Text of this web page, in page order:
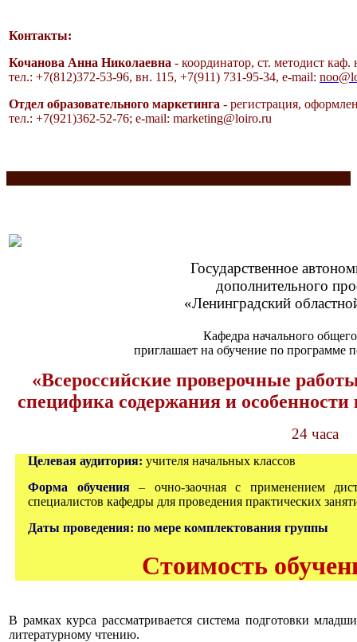
Контакты:
Кочанова Анна Николаевна - координатор, ст. методист каф.
тел.: +7(812)372-53-96, вн. 115, +7(911) 731-95-34, e-mail:
Отдел образовательного маркетинга - регистрация,
тел.: +7(921)362-52-76; e-mail: marketing@loiro.ru
Государственное
дополнительного
«Ленинградский
Кафедра начального
приглашает на обучение по программе
«Всероссийские проверочные
специфика содержания и
24 часа
Целевая аудитория: учителя начальных классов
Форма обучения
– очно-заочная с применением
специалистов кафедры для проведения практических
Даты проведения: по мере комплектования группы
Стоимость
В рамках курса рассматривается система подготовки
литературному чтению.